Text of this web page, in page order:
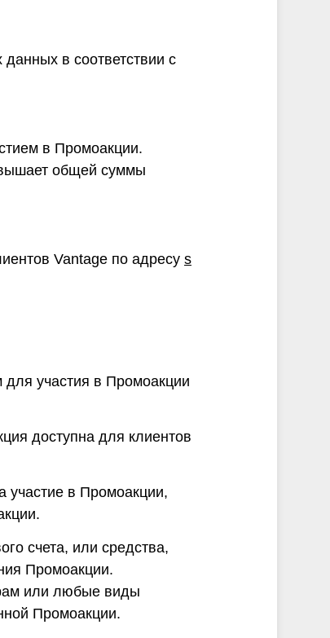
в соответствии с
в Промоакции.
общей суммы
Vantage по адресу s
для участия в Промоакции
доступна для клиентов
участие в Промоакции,
счета, или средства,
Промоакции.
или любые виды
Промоакции.